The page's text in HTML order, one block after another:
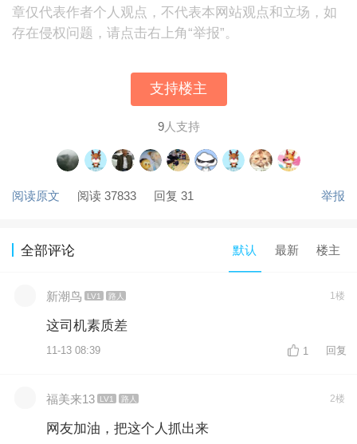
章仅代表作者个人观点，不代表本网站观点和立场，如
存在侵权问题，请点击右上角“举报”。
支持楼主
9人支持
阅读原文 阅读 37833 回复 31 举报
全部评论 默认 最新 楼主
新潮鸟 LV1 路人 1楼
这司机素质差
11-13 08:39 1 回复
福美来13 LV1 路人 2楼
网友加油，把这个人抓出来